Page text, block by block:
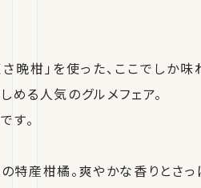
晩柑」を使った、ここでしか味
める人気のグルメフェア。
す。
特産柑橘。爽やかな香りとさっ